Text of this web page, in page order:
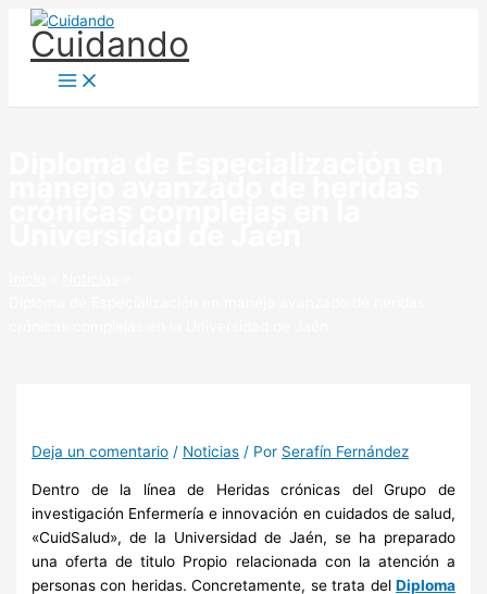
contenido
Cuidando
Deja un comentario / Noticias / Por Serafín Fernández
Dentro de la línea de Heridas crónicas del Grupo de
investigación Enfermería e innovación en cuidados de salud,
«CuidSalud», de la Universidad de Jaén, se ha preparado
una oferta de titulo Propio relacionada con la atención a
personas con heridas. Concretamente, se trata del Diploma